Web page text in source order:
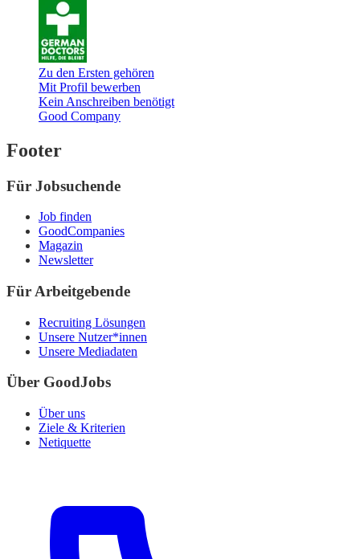
Zu den Ersten gehören
Mit Profil bewerben
Kein Anschreiben benötigt
Good Company
Footer
Für Jobsuchende
Job finden
GoodCompanies
Magazin
Newsletter
Für Arbeitgebende
Recruiting Lösungen
Unsere Nutzer*innen
Unsere Mediadaten
Über GoodJobs
Über uns
Ziele & Kriterien
Netiquette